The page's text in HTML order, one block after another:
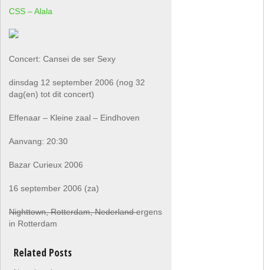
CSS – Alala
Concert: Cansei de ser Sexy
dinsdag 12 september 2006 (nog 32
dag(en) tot dit concert)
Effenaar – Kleine zaal – Eindhoven
Aanvang: 20:30
Bazar Curieux 2006
16 september 2006 (za)
Nighttown, Rotterdam, Nederlandergens
in Rotterdam
Related Posts